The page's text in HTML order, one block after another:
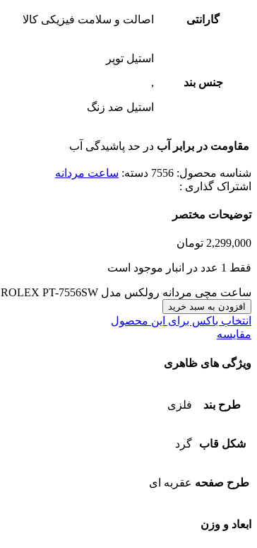
گارانتی اصالت و سلامت فیزیکی کالا
جنس بند
استیل توپر
,
استیل ضد زنگ
مقاومت در برابر آب در حد پاشیدگی آب
شناسه محصول: 7556 دسته: ساعت مردانه
اشتراک گذاری :
توضیحات مختصر
2,299,000 تومان
فقط 1 عدد در انبار موجود است
ساعت مچی مردانه رولکس مدل ROLEX PT-7556SW عدد
افزودن به سبد خرید
انتخاب باکس برای این محصول
مقایسه
ویژگی های ظاهری
طرح بند فلزی
شکل قاب گرد
طرح صفحه عقربه ای
ابعاد و وزن